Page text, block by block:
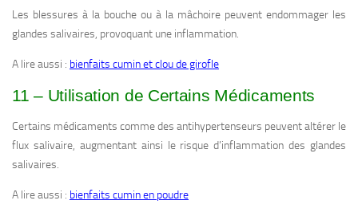
Les blessures à la bouche ou à la mâchoire peuvent endommager les
glandes salivaires, provoquant une inflammation.
A lire aussi : bienfaits cumin et clou de girofle
11 – Utilisation de Certains Médicaments
Certains médicaments comme des antihypertenseurs peuvent altérer le
flux salivaire, augmentant ainsi le risque d’inflammation des glandes
salivaires.
A lire aussi : bienfaits cumin en poudre